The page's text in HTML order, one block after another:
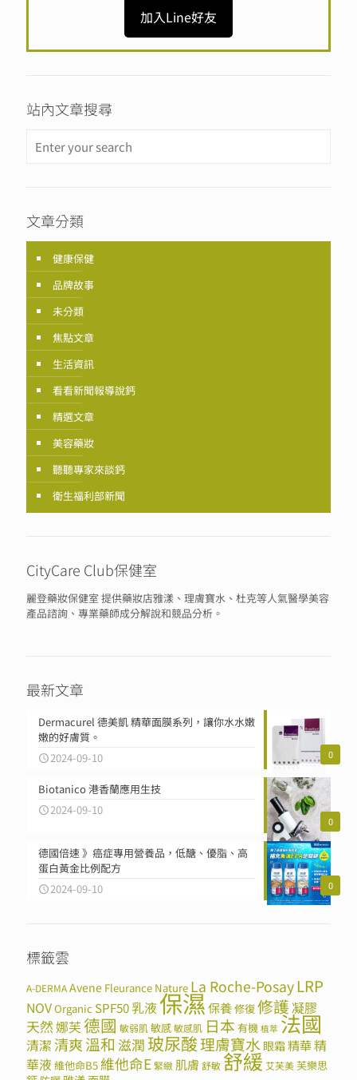
加入Line好友
站內文章搜尋
文章分類
健康保健
品牌故事
未分類
焦點文章
生活資訊
看看新聞報導說鈣
精選文章
美容藥妝
聽聽專家來談鈣
衛生福利部新聞
CityCare Club保健室
麗登藥妝保健室 提供藥妝店雅漾、理膚寶水、杜克等人氣醫學美容
產品諮詢、專業藥師成分解說和競品分析。
最新文章
0
Dermacurel 德美凱 精華面膜系列，讓你水水嫩
嫩的好膚質。
2024-09-10
0
Biotanico 港香蘭應用生技
2024-09-10
0
德國倍速 》癌症專用營養品，低醣、優脂、高
蛋白黃金比例配方
2024-09-10
標籤雲
A-DERMAAvene Fleurance Nature La Roche-PosayLRP
NOVOrganic SPF50乳液保濕保養修復修護凝膠
天然娜芙德國 敏弱肌敏感敏感肌 日本 有機 植萃 法國
清潔清爽溫和 滋潤 玻尿酸理膚寶水 眼霜精華精
華液維他命B5 維他命E 緊緻 肌膚 舒敏 舒緩 艾芙美芙樂思